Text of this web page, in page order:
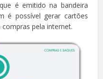
é emitido na bandeira
é possível gerar cartões
pela internet.